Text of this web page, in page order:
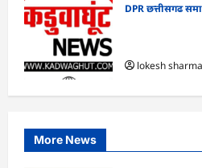
DPR छत्तीसगढ
lokesh sharma
More News